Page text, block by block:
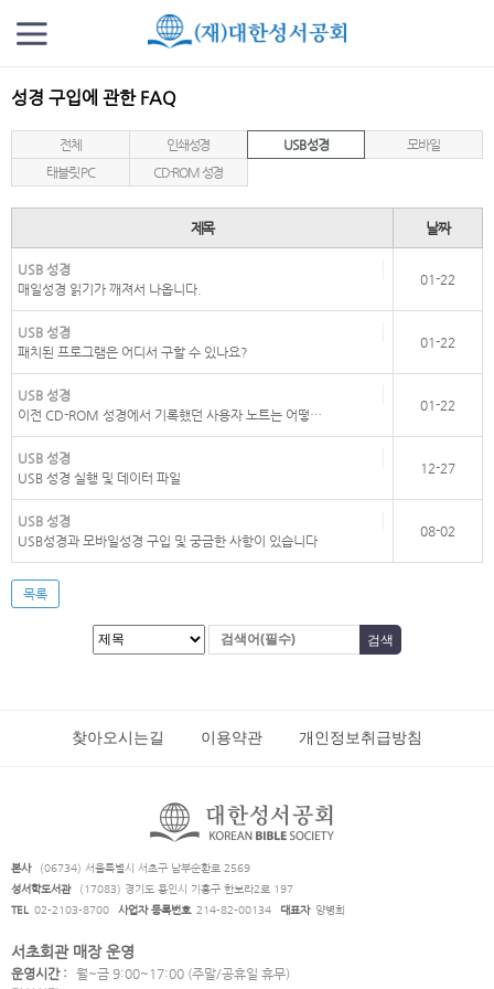
성경 구입에 관한 FAQ
전체 인쇄성경 USB 성경
모바일
태블릿 PC
CD-ROM 성경
제목 날짜
USB 성경
매일성경 읽기가 깨져서 나옵니다.
01-22
USB 성경
패치된 프로그램은 어디서 구할 수 있나요?
01-22
USB 성경
이전 CD-ROM 성경에서 기록했던 사용자 노트는 어떻…
01-22
USB 성경
USB 성경 실행 및 데이터 파일
12-27
USB 성경
USB성경과 모바일성경 구입 및 궁금한 사항이 있습니다
08-02
목록
찾아오시는길 이용약관 개인정보취급방침
본사
(06734) 서울특별시 서초구 남부순환로 2569
성서학도서관
(17083) 경기도 용인시 기흥구 한보라2로 197
TEL 02-2103-8700 사업자 등록번호 214-82-00134 대표자 양병희
서초회관 매장 운영
운영시간 :
월~금 9:00~17:00 (주말/공휴일 휴무)